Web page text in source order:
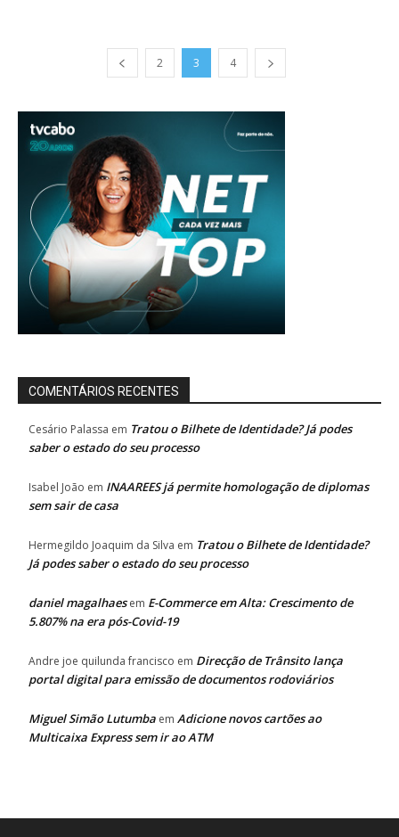
2 3 4
COMENTÁRIOS RECENTES
Cesário Palassa em Tratou o Bilhete de Identidade? Já podes
saber o estado do seu processo
Isabel João em INAAREES já permite homologação de diplomas
sem sair de casa
Hermegildo Joaquim da Silva em Tratou o Bilhete de Identidade?
Já podes saber o estado do seu processo
daniel magalhaesem E-Commerce em Alta: Crescimento de
5.807% na era pós-Covid-19
Andre joe quilunda francisco em Direcção de Trânsito lança
portal digital para emissão de documentos rodoviários
Miguel Simão Lutumba em Adicione novos cartões ao
Multicaixa Express sem ir ao ATM